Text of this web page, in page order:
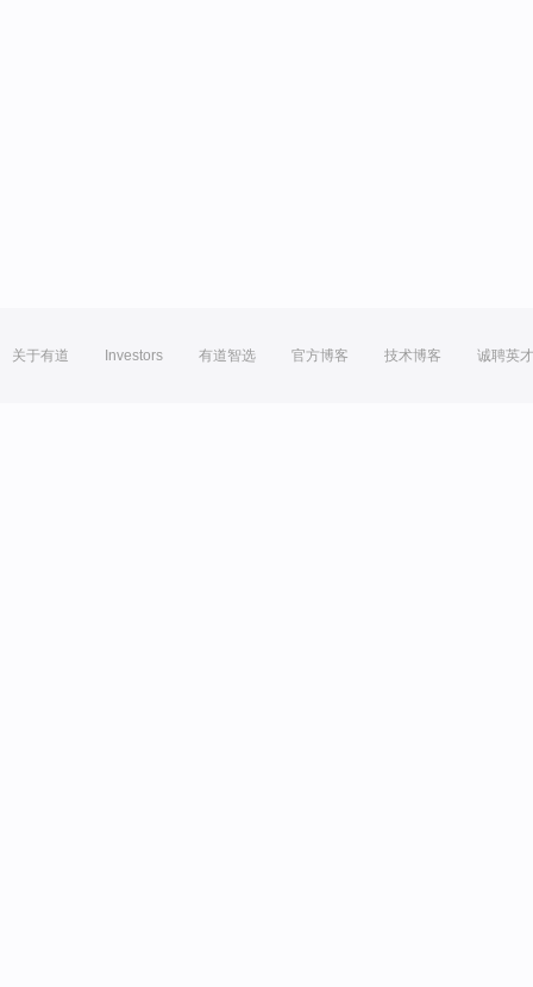
关于有道 Investors 有道智选 官方博客 技术博客 诚聘英才